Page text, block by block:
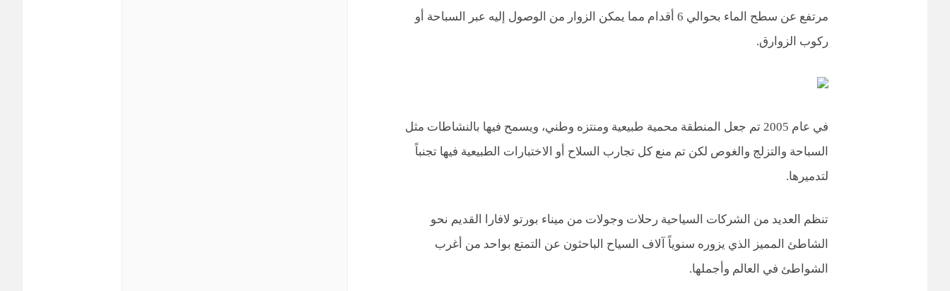
مرتفع عن سطح الماء بحوالي 6 أقدام مما يمكن الزوار من الوصول إليه عبر السباحة أو
ركوب الزوارق.
في عام 2005 تم جعل المنطقة محمية طبيعية ومنتزه وطني، ويسمح فيها بالنشاطات مثل
السباحة والتزلج والغوص لكن تم منع كل تجارب السلاح أو الاختبارات الطبيعية فيها تجنباً
لتدميرها.
تنظم العديد من الشركات السياحية رحلات وجولات من ميناء بورتو لافارا القديم نحو
الشاطئ المميز الذي يزوره سنوياً آلاف السياح الباحثون عن التمتع بواحد من أغرب
الشواطئ في العالم وأجملها.